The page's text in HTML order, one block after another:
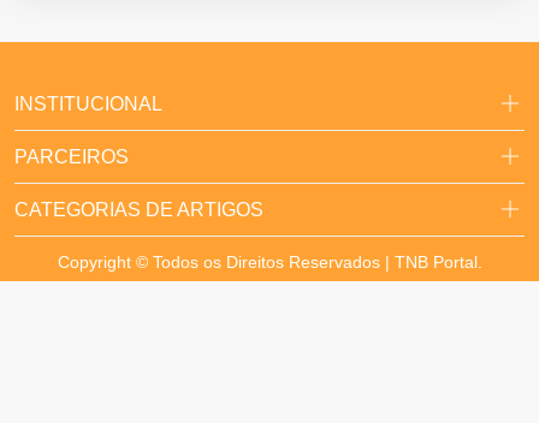
INSTITUCIONAL
PARCEIROS
CATEGORIAS DE ARTIGOS
Copyright © Todos os Direitos Reservados | TNB Portal.